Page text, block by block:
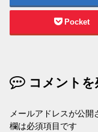
Pocket
コメントを
メールアドレスが公開
欄は必須項目です